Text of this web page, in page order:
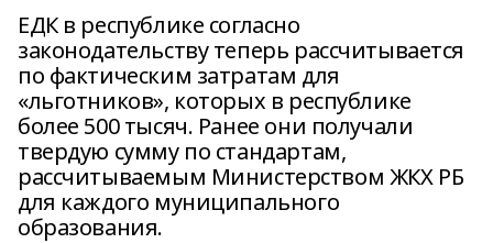
ЕДК в республике согласно
законодательству теперь рассчитывается
по фактическим затратам для
«льготников», которых в республике
более 500 тысяч. Ранее они получали
твердую сумму по стандартам,
рассчитываемым Министерством ЖКХ РБ
для каждого муниципального
образования.